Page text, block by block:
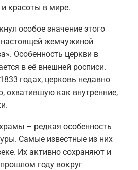
красоты в мире.
особое значение этого
жемчужиной
Особенность церкви в
в её внешней росписи.
годах, церковь недавно
охватившую как внутренние,
– редкая особенность
Самые известные из них
Их активно сохраняют и
году вокруг